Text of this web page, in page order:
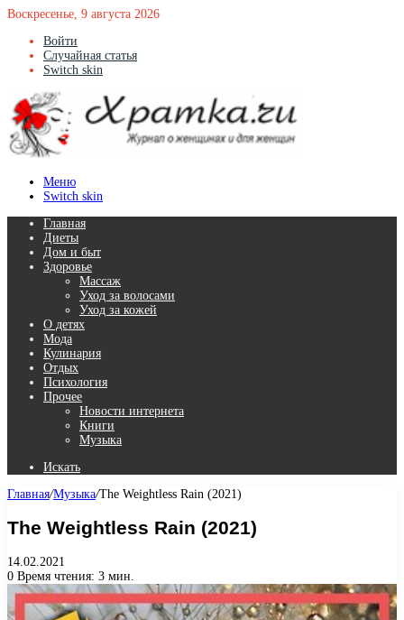
Воскресенье, 9 августа 2026
Войти
Случайная статья
Switch skin
Меню
Switch skin
Главная
Диеты
Дом и быт
Здоровье
Массаж
Уход за волосами
Уход за кожей
О детях
Мода
Кулинария
Отдых
Психология
Прочее
Новости интернета
Книги
Музыка
Искать
Главная/Музыка/The Weightless Rain (2021)
The Weightless Rain (2021)
14.02.2021
0 Время чтения: 3 мин.